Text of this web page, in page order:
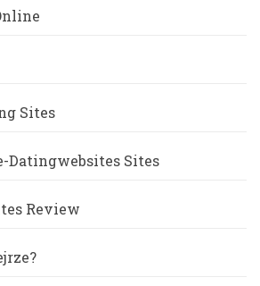
Sites
Datingwebsites Sites
Review